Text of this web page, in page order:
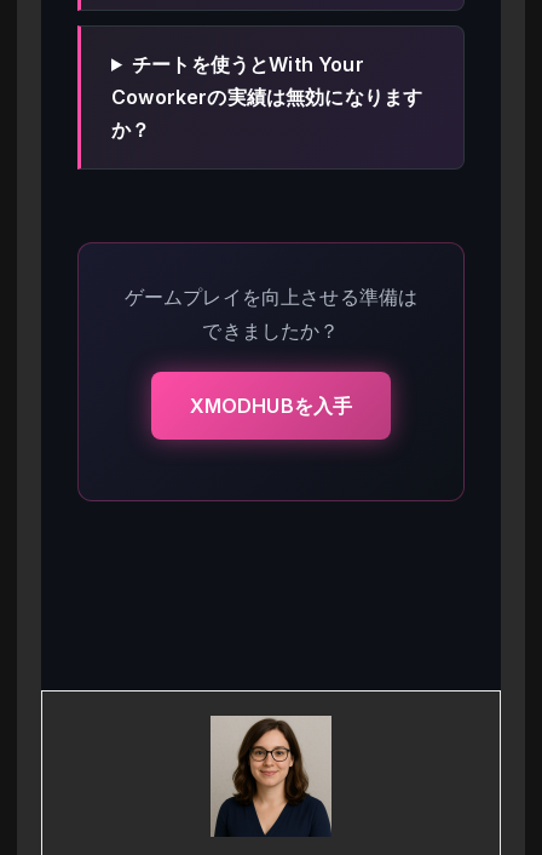
チートを使うとWith Your
Coworkerの実績は無効になります
か？
ゲームプレイを向上させる準備は
できましたか？
XMODHUBを入手